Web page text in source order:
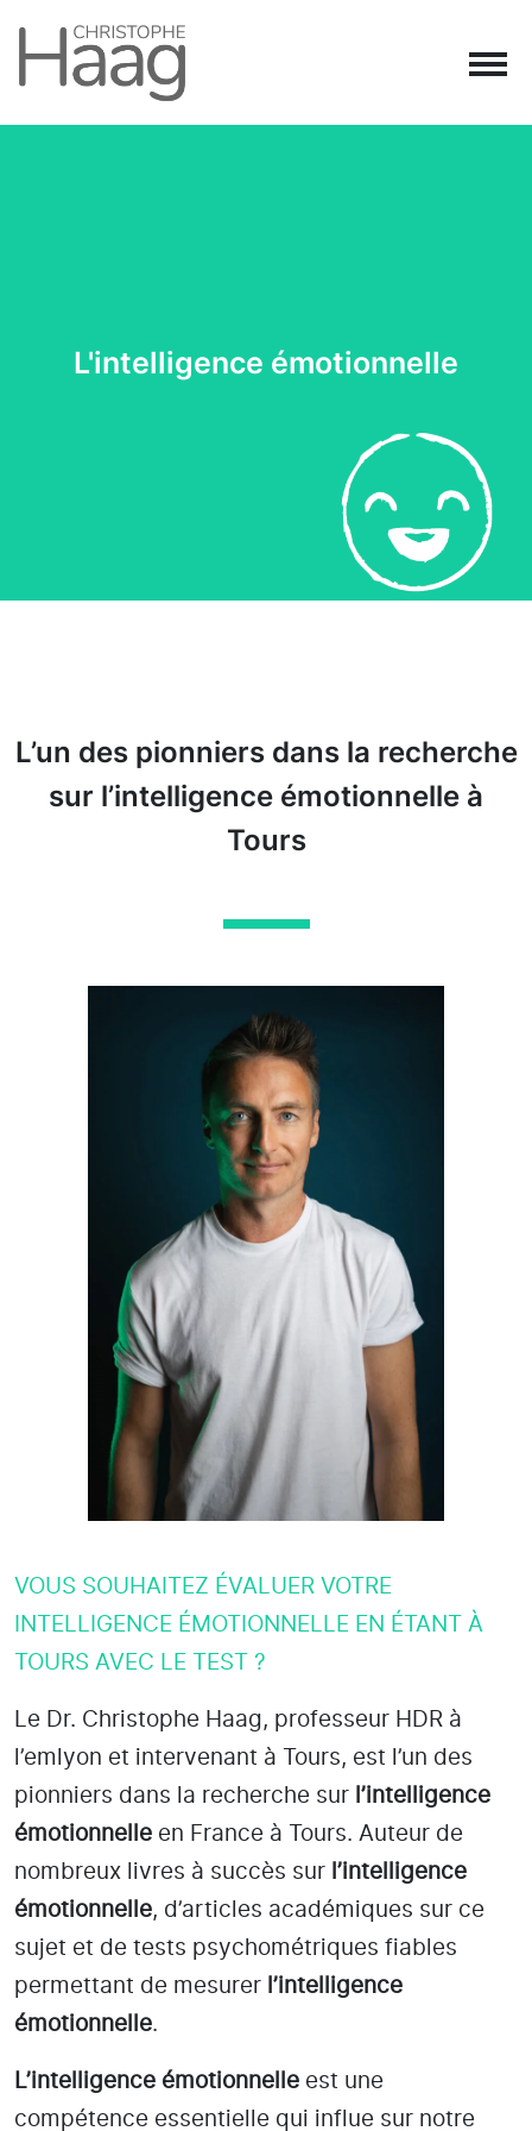
Navigation principale
L'intelligence émotionnelle
L’un des pionniers dans la recherche
sur l’intelligence émotionnelle à
Tours
VOUS SOUHAITEZ ÉVALUER VOTRE
INTELLIGENCE ÉMOTIONNELLE EN ÉTANT À
TOURS AVEC LE TEST ?
Le Dr. Christophe Haag, professeur HDR à
l’emlyon et intervenant à Tours, est l’un des
pionniers dans la recherche sur l’intelligence
émotionnelle en France à Tours. Auteur de
nombreux livres à succès sur l’intelligence
émotionnelle, d’articles académiques sur ce
sujet et de tests psychométriques fiables
permettant de mesurer l’intelligence
émotionnelle.
L’intelligence émotionnelle est une
compétence essentielle qui influe sur notre